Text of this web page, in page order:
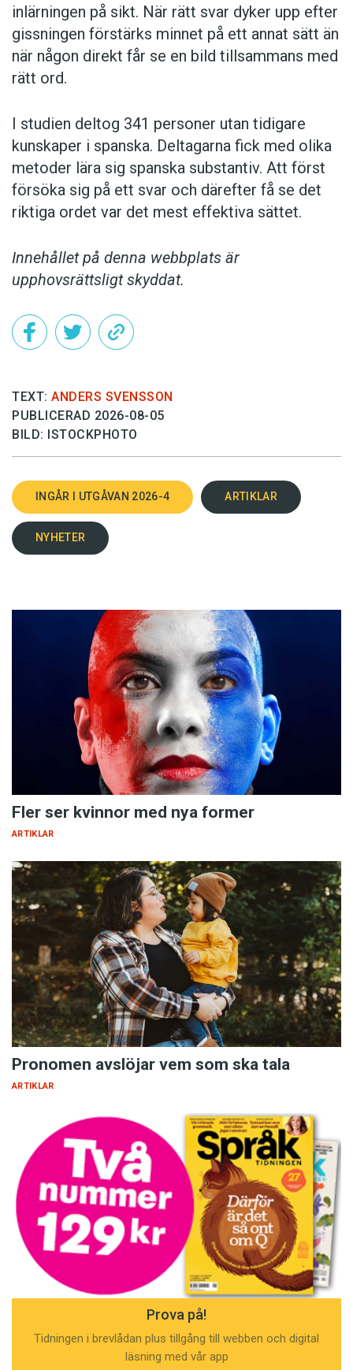
inlärningen på sikt. När rätt svar dyker upp efter
gissningen förstärks minnet på ett annat sätt än
när någon direkt får se en bild tillsammans med
rätt ord.
I studien deltog 341 personer utan tidigare
kunskaper i spanska. Deltagarna fick med olika
metoder lära sig spanska substantiv. Att först
försöka sig på ett svar och därefter få se det
riktiga ordet var det mest effektiva sättet.
Innehållet på denna webbplats är
upphovsrättsligt skyddat.
TEXT: ANDERS SVENSSON
PUBLICERAD 2026-08-05
BILD: ISTOCKPHOTO
INGÅR I UTGÅVAN 2026-4 ARTIKLAR
NYHETER
Fler ser kvinnor med nya former
ARTIKLAR
Pronomen avslöjar vem som ska tala
ARTIKLAR
Prova på!
Tidningen i brevlådan plus tillgång till webben och digital
läsning med vår app